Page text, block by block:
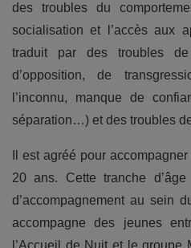
des troubles du
socialisation et l’accès aux
traduit par des troubles
d’opposition, de
l’inconnu, manque de
séparation…) et des troubles
Il est agréé pour
20 ans. Cette tranche
d’accompagnement au sein
accompagne des jeunes
l’Accueil de Nuit et le